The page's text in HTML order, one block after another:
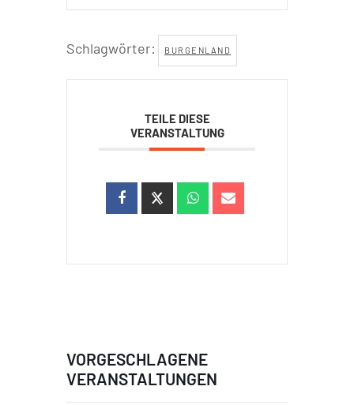
Schlagwörter: BURGENLAND
TEILE DIESE
VERANSTALTUNG
VORGESCHLAGENE
VERANSTALTUNGEN